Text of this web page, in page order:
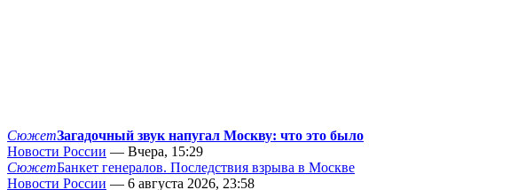
СюжетЗагадочный звук напугал Москву: что это было
Новости России — Вчера, 15:29
СюжетБанкет генералов. Последствия взрыва в Москве
Новости России — 6 августа 2026, 23:58